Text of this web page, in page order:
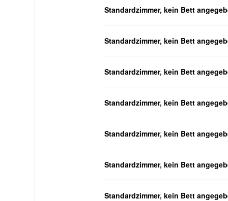
Standardzimmer, kein Bett
Standardzimmer, kein Bett
Standardzimmer, kein Bett
Standardzimmer, kein Bett
Standardzimmer, kein Bett
Standardzimmer, kein Bett
Standardzimmer, kein Bett